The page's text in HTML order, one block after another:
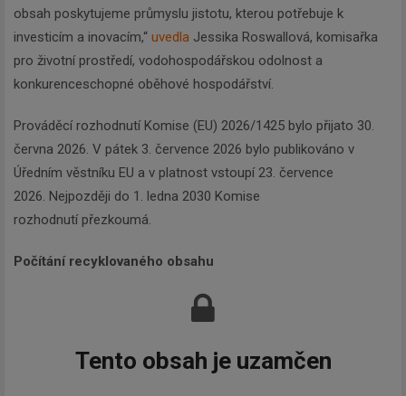
obsah poskytujeme průmyslu jistotu, kterou potřebuje k
investicím a inovacím,“ uvedla Jessika Roswallová, komisařka
pro životní prostředí, vodohospodářskou odolnost a
konkurenceschopné oběhové hospodářství.
Prováděcí rozhodnutí Komise (EU) 2026/1425 bylo přijato 30.
června 2026. V pátek 3. července 2026 bylo publikováno v
Úředním věstníku EU a v platnost vstoupí 23. července
2026. Nejpozději do 1. ledna 2030 Komise
rozhodnutí přezkoumá.
Počítání recyklovaného obsahu
Tento obsah je uzamčen